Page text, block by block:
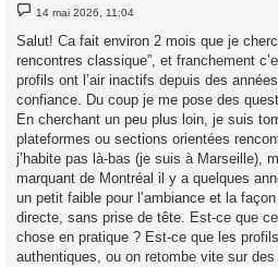
M
e
s
s
a
g
e
14 mai 2026, 11:04
Salut! Ca fait environ 2 mois que je
rencontres classique”, et franchement
profils ont l’air inactifs depuis des
confiance. Du coup je me pose des
En cherchant un peu plus loin, je suis
plateformes ou sections orientées
j’habite pas là-bas (je suis à Marseille),
marquant de Montréal il y a quelques
un petit faible pour l’ambiance et la
directe, sans prise de tête. Est-ce que
chose en pratique ? Est-ce que les
authentiques, ou on retombe vite sur